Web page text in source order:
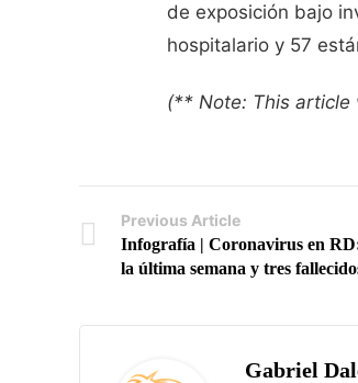
de exposición bajo
hospitalario y 57
(** Note: This article
Previous Article
Infografía | Coronavirus en RD:
la última semana y tres
Gabriel